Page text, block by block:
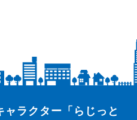
ラクター「らじっと